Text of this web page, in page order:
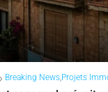
Breaking News,Projets